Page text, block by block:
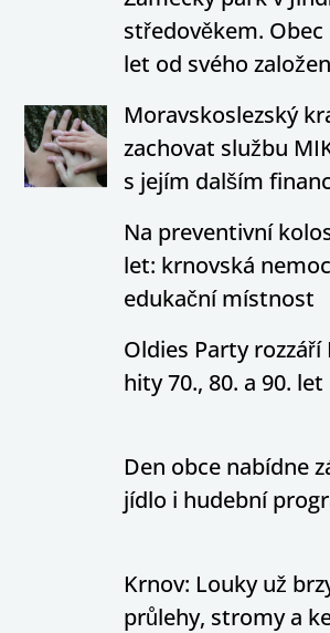
středověkem. Obec
let od svého
Moravskoslezský
zachovat službu
s jejím dalším
Na preventivní
let: krnovská
edukační místnost
Oldies Party rozzáří
hity 70., 80. a 90. let
Den obce nabídne
jídlo i hudební
Krnov: Louky už
průlehy, stromy a